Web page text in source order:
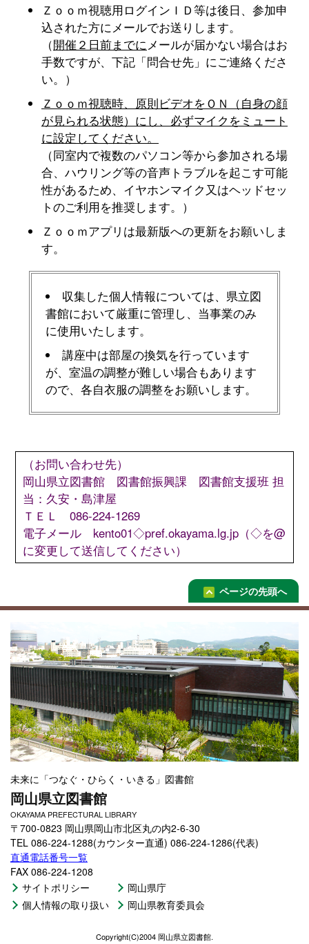
Ｚｏｏｍ視聴用ログインＩＤ等は後日、参加申
込された方にメールでお送りします。
（開催２日前までに メールが届かない場合はお
手数ですが、下記「問合せ先」にご連絡くださ
い。）
Ｚｏｏｍ視聴時、原則ビデオをＯＮ（自身の顔
が見られる状態）にし、必ずマイクをミュート
に設定してください。
（同室内で複数のパソコン等から参加される場
合、ハウリング等の音声トラブルを起こす可能
性があるため、イヤホンマイク又はヘッドセッ
トのご利用を推奨します。）
Ｚｏｏｍアプリは最新版への更新をお願いしま
す。
収集した個人情報については、県立図
書館において厳重に管理し、当事業のみ
に使用いたします。
講座中は部屋の換気を行っています
が、室温の調整が難しい場合もあります
ので、各自衣服の調整をお願いします。
（お問い合わせ先）
岡山県立図書館 図書館振興課 図書館支援班 担
当：久安・島津屋
ＴＥＬ 086-224-1269
電子メール kento01◇pref.okayama.lg.jp（◇を@
に変更して送信してください）
ページの先頭へ
未来に「つなぐ・ひらく・いきる」図書館
岡山県立図書館
OKAYAMA PREFECTURAL LIBRARY
〒700-0823 岡山県岡山市北区丸の内2-6-30
TEL 086-224-1288(カウンター直通) 086-224-1286(代表)
直通電話番号一覧
FAX 086-224-1208
サイトポリシー
個人情報の取り扱い
岡山県庁
岡山県教育委員会
Copyright(C)2004 岡山県立図書館.